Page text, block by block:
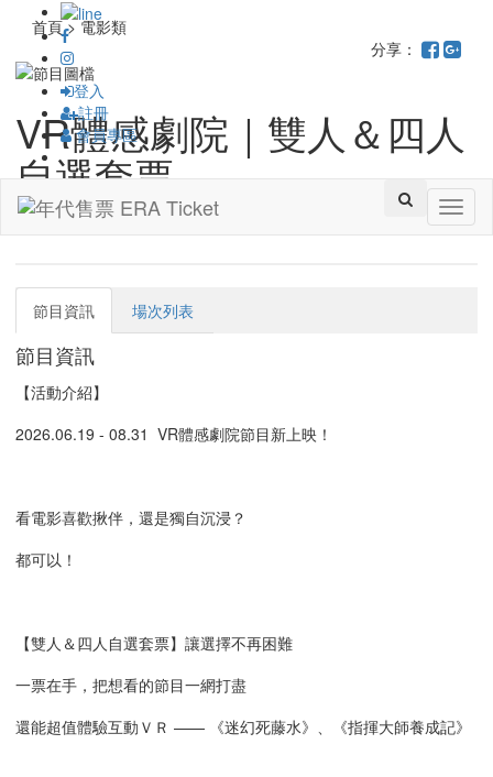
登入
註冊
會員專區
首頁 > 電影類
分享：
VR體感劇院｜雙人＆四人
自選套票
高雄市電影館
節目資訊 場次列表
節目資訊
【活動介紹】
2026.06.19 - 08.31 VR體感劇院節目新上映！
看電影喜歡揪伴，還是獨自沉浸？
都可以！
【雙人＆四人自選套票】讓選擇不再困難
一票在手，把想看的節目一網打盡
還能超值體驗互動ＶＲ —— 《迷幻死藤水》、《指揮大師養成記》